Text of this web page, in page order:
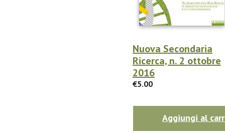
Nuova Secondaria
Ricerca, n. 2 ottobre
2016
€5.00
Aggiungi al